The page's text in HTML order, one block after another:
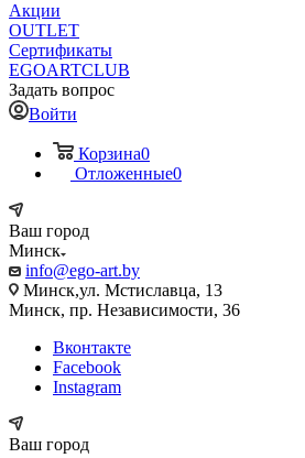
Акции
OUTLET
Сертификаты
EGOARTCLUB
Задать вопрос
Войти
Корзина0
Отложенные0
Ваш город
Минск
info@ego-art.by
Минск,ул. Мстиславца, 13
Минск, пр. Независимости, 36
Вконтакте
Facebook
Instagram
Ваш город